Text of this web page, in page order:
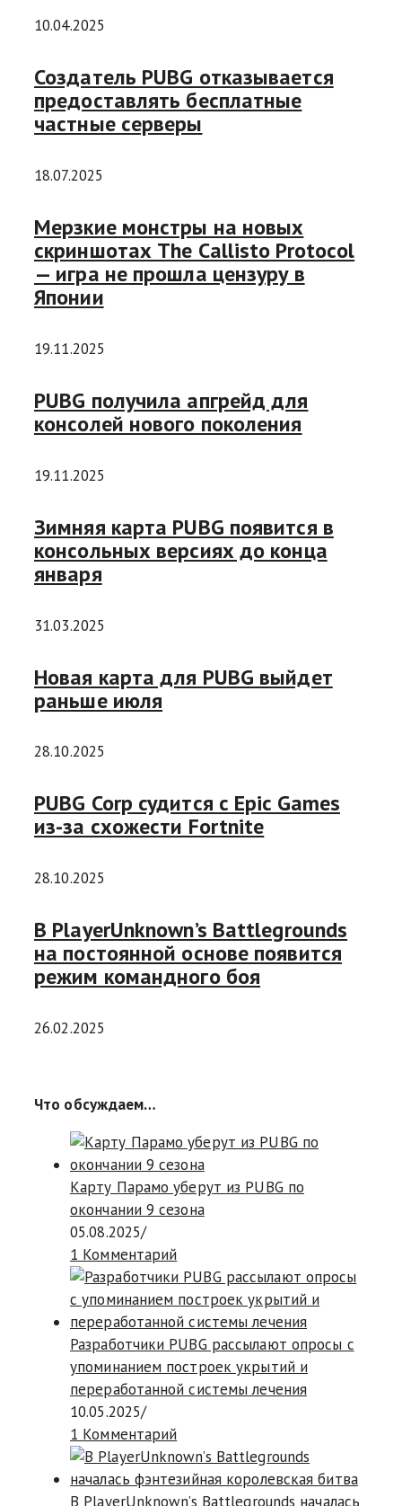
10.04.2025
Создатель PUBG отказывается
предоставлять бесплатные
частные серверы
18.07.2025
Мерзкие монстры на новых
скриншотах The Callisto Protocol
— игра не прошла цензуру в
Японии
19.11.2025
PUBG получила апгрейд для
консолей нового поколения
19.11.2025
Зимняя карта PUBG появится в
консольных версиях до конца
января
31.03.2025
Новая карта для PUBG выйдет
раньше июля
28.10.2025
PUBG Corp судится с Epic Games
из-за схожести Fortnite
28.10.2025
В PlayerUnknown’s Battlegrounds
на постоянной основе появится
режим командного боя
26.02.2025
Что обсуждаем…
Карту Парамо уберут из PUBG по
окончании 9 сезона
05.08.2025/
1 Комментарий
Разработчики PUBG рассылают опросы с
упоминанием построек укрытий и
переработанной системы лечения
10.05.2025/
1 Комментарий
В PlayerUnknown’s Battlegrounds началась